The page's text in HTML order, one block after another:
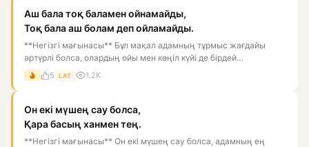
Аш бала тоқ баламен ойнамайды,
Тоқ бала аш болам деп ойламайды.
**Негізгі мағынасы** Бұл мақал адамның тұрмыс жағдайы
әртүрлі болса, олардың ойы мен көңіл күйі де бірдей
болмайтынын бі...
5 LAT 1.2K
Он екі мүшең сау болса,
Қара басың ханмен тең.
**Негізгі мағынасы** Он екі мүшең сау болса, адамның ең